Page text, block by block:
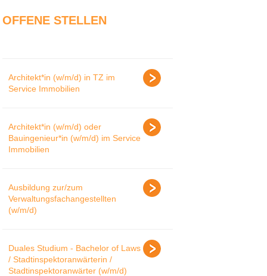
OFFENE STELLEN
Architekt*in (w/m/d) in TZ im
Service Immobilien
Architekt*in (w/m/d) oder
Bauingenieur*in (w/m/d) im Service
Immobilien
Ausbildung zur/zum
Verwaltungsfachangestellten
(w/m/d)
Duales Studium - Bachelor of Laws
/ Stadtinspektoranwärterin /
Stadtinspektoranwärter (w/m/d)